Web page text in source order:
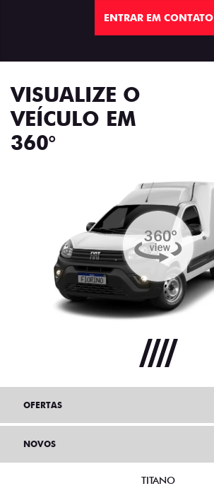
ENTRAR EM CONTATO
VISUALIZE O
VEÍCULO EM
360°
OFERTAS
NOVOS
TITANO